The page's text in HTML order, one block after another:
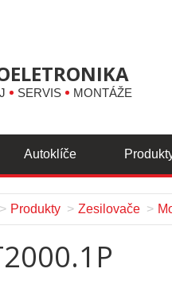
SERVIS MONTÁŽE
Autoklíče
Produkty Zesilovače